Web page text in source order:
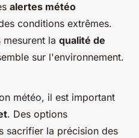
alertes météo
conditions extrêmes.
la qualité de
sur l'environnement.
météo, il est important
. Des options
sacrifier la précision des